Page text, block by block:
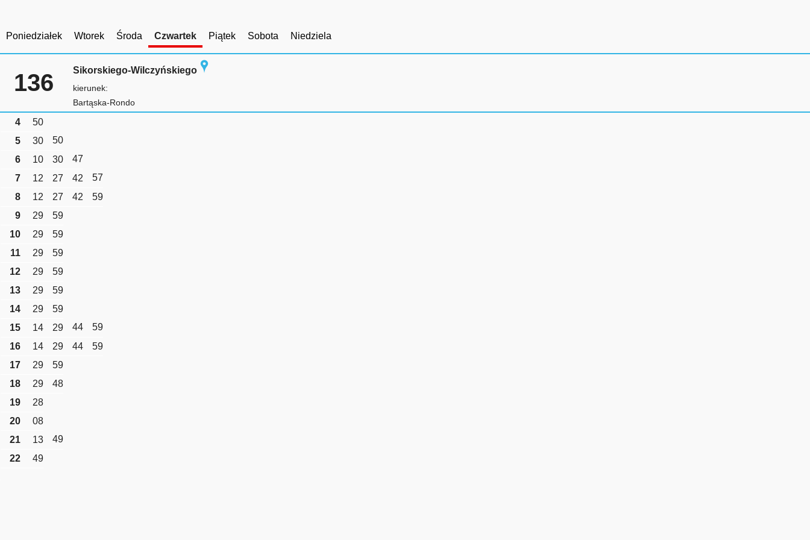
Poniedziałek Wtorek Środa Czwartek Piątek Sobota Niedziela
136 Sikorskiego-Wilczyńskiego
kierunek:
Bartąska-Rondo
4
50
5
30
50
6
10 30
47
7
12 27 42
57
8
12 27 42
59
9
29
59
10
29
59
11
29
59
12
29
59
13
29
59
14
29
59
15
14 29 44
59
16
14 29 44
59
17
29
59
18
29
48
19
28
20
08
21
13
49
22
49